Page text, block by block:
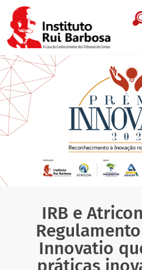
IRB e
Innovatio